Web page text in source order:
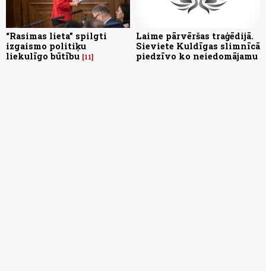
“Rasimas lieta” spilgti
izgaismo politiķu
liekulīgo būtību 11
Laime pārvēršas traģēdijā.
Sieviete Kuldīgas slimnīcā
piedzīvo ko neiedomājamu